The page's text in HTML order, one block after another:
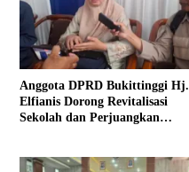
Anggota DPRD Bukittinggi Hj.
Elfianis Dorong Revitalisasi
Sekolah dan Perjuangkan